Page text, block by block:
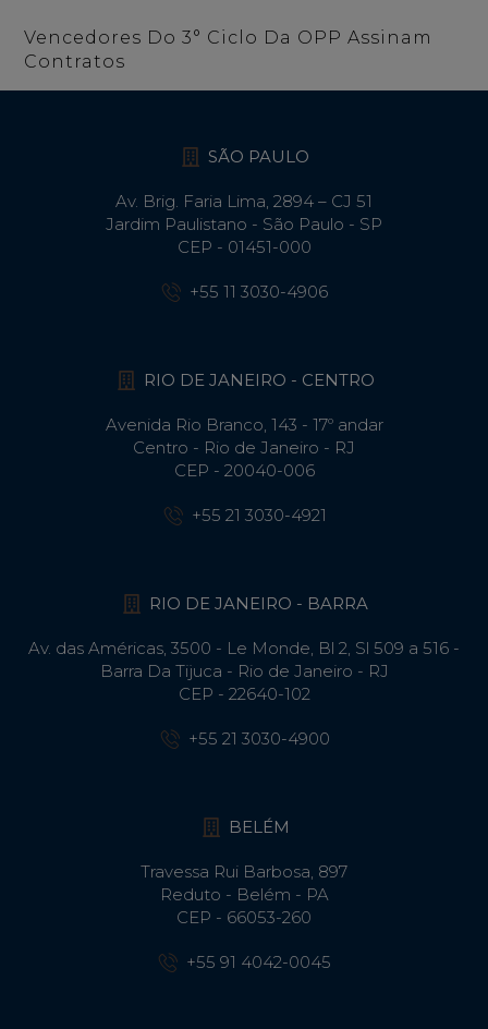
Vencedores Do 3° Ciclo Da OPP Assinam
Contratos
SÃO PAULO
Av. Brig. Faria Lima, 2894 – CJ 51
Jardim Paulistano - São Paulo - SP
CEP - 01451-000
+55 11 3030-4906
RIO DE JANEIRO - CENTRO
Avenida Rio Branco, 143 - 17º andar
Centro - Rio de Janeiro - RJ
CEP - 20040-006
+55 21 3030-4921
RIO DE JANEIRO - BARRA
Av. das Américas, 3500 - Le Monde, Bl 2, Sl 509 a 516 -
Barra Da Tijuca - Rio de Janeiro - RJ
CEP - 22640-102​
+55 21 3030-4900
BELÉM
Travessa Rui Barbosa, 897
Reduto - Belém - PA
CEP - 66053-260
+55 91 4042-0045